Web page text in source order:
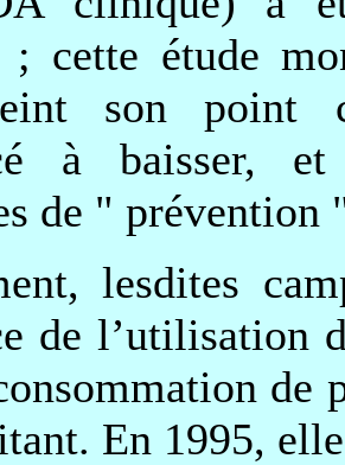
; cette étude
son point
à baisser,
de " prévention
lesdites
de l’utilisation
de
En 1995,